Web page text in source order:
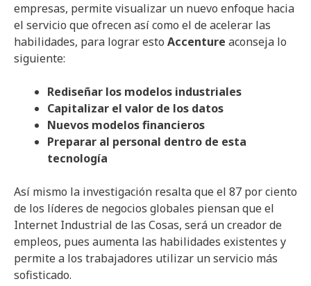
empresas, permite visualizar un nuevo enfoque hacia
el servicio que ofrecen así como el de acelerar las
habilidades, para lograr esto Accenture aconseja lo
siguiente:
Rediseñar los modelos industriales
Capitalizar el valor de los datos
Nuevos modelos financieros
Preparar al personal dentro de esta
tecnología
Así mismo la investigación resalta que el 87 por ciento
de los líderes de negocios globales piensan que el
Internet Industrial de las Cosas, será un creador de
empleos, pues aumenta las habilidades existentes y
permite a los trabajadores utilizar un servicio más
sofisticado.